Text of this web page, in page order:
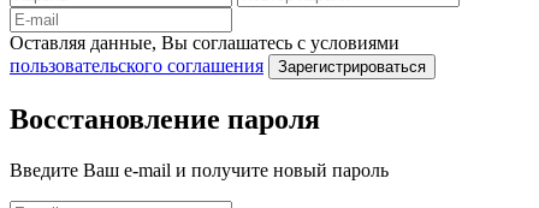
Оставляя данные, Вы соглашатесь с условиями
пользовательского соглашения
Зарегистрироваться
Восстановление пароля
Введите Ваш e-mail и получите новый пароль